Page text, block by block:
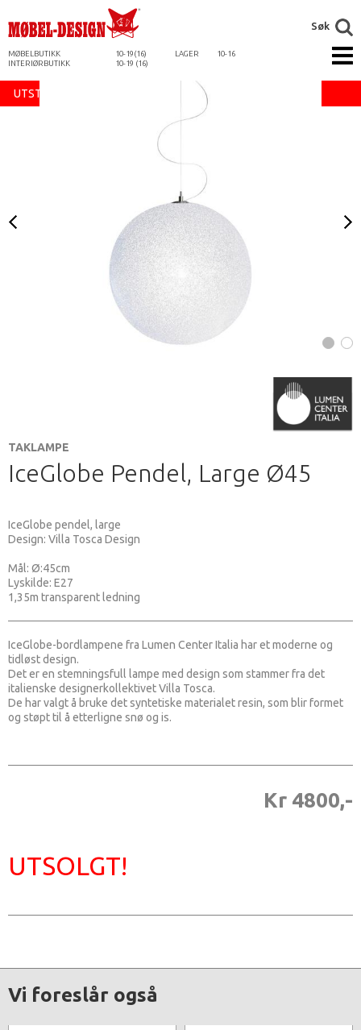
MØBELBUTIKK 10-19(16) LAGER
10-16
INTERIØRBUTIKK
10-19 (16)
Søk
UTSTILLING SELGES
TAKLAMPE
IceGlobe Pendel, Large Ø45
IceGlobe pendel, large
Design: Villa Tosca Design
Mål: Ø:45cm
Lyskilde: E27
1,35m transparent ledning
IceGlobe-bordlampene fra Lumen Center Italia har et moderne og
tidløst design.
Det er en stemningsfull lampe med design som stammer fra det
italienske designerkollektivet Villa Tosca.
De har valgt å bruke det syntetiske materialet resin, som blir formet
og støpt til å etterligne snø og is.
Kr 4800,-
UTSOLGT!
Vi foreslår også